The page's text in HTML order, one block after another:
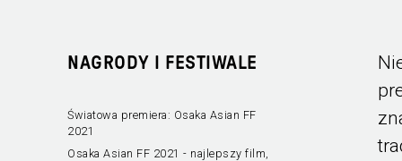
NAGRODY I FESTIWALE
Światowa premiera: Osaka Asian FF
2021
Osaka Asian FF 2021 - najlepszy film,